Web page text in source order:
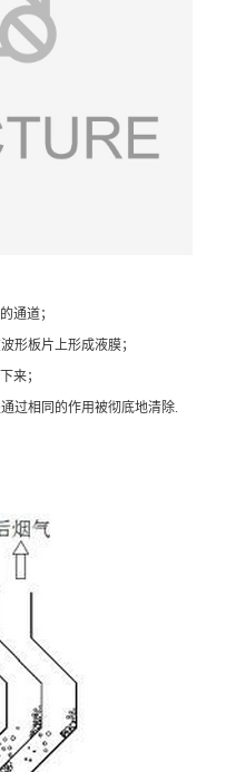
通道；
形板片上形成液膜；
来；
过相同的作用被彻底地清除.